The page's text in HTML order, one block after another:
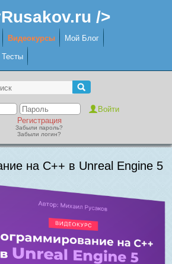
/>
Видеокурсы Мой Блог
Тесты
Регистрация
Забыли пароль?
Забыли логин?
на C++ в Unreal Engine 5